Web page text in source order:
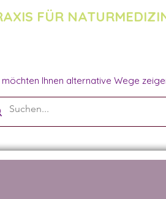
FÜR
Ihnen alternative Wege